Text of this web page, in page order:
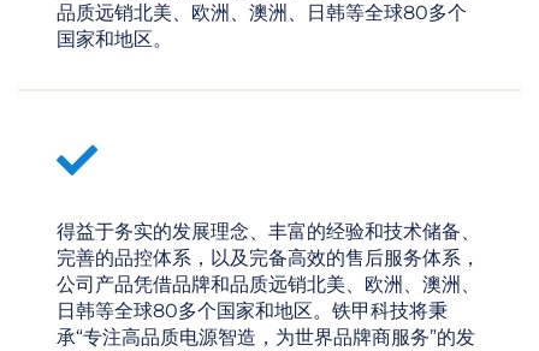
品质远销北美、欧洲、澳洲、日韩等全球80多个
国家和地区。
得益于务实的发展理念、丰富的经验和技术储备、
完善的品控体系，以及完备高效的售后服务体系，
公司产品凭借品牌和品质远销北美、欧洲、澳洲、
日韩等全球80多个国家和地区。铁甲科技将秉
承“专注高品质电源智造，为世界品牌商服务”的发